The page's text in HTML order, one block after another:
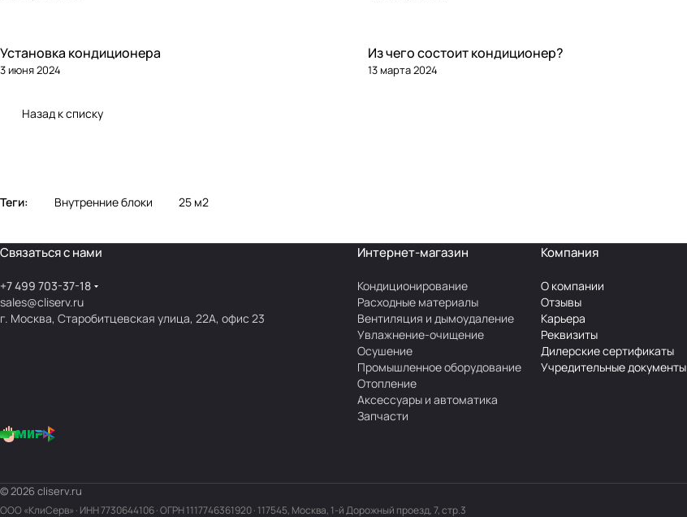
Установка кондиционера
3 июня 2024
Из чего состоит кондиционер?
13 марта 2024
Назад к списку
Теги: Внутренние блоки 25 м2
Связаться с нами
+7 499 703-37-18
sales@cliserv.ru
г. Москва, Старобитцевская улица, 22А, офис 23
Интернет-магазин
Кондиционирование
Расходные материалы
Вентиляция и дымоудаление
Увлажнение-очищение
Осушение
Промышленное оборудование
Отопление
Аксессуары и автоматика
Запчасти
Компания
О компании
Отзывы
Карьера
Реквизиты
Дилерские сертификаты
Учредительные документы
© 2026 cliserv.ru
ООО «КлиСерв» · ИНН7730644106· ОГРН 1117746361920 · 117545, Москва, 1-й Дорожный проезд, 7, стр.3